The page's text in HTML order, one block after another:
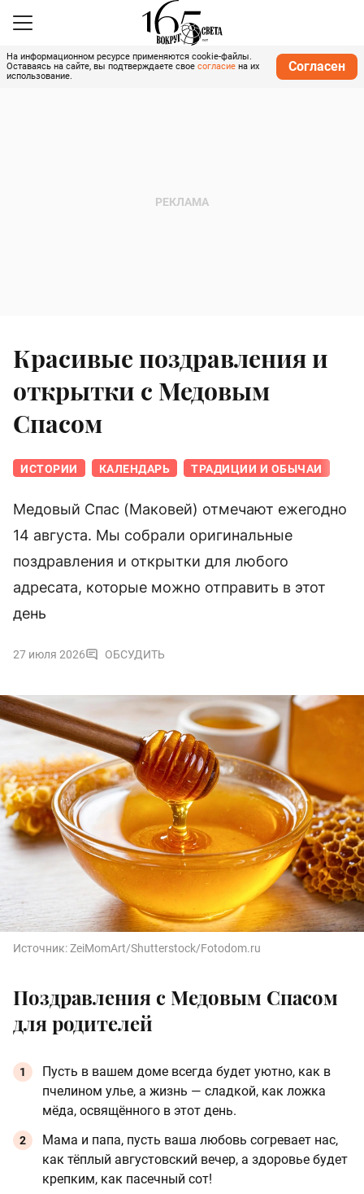
На информационном ресурсе применяются cookie-файлы.
Оставаясь на сайте, вы подтверждаете свое согласие на их
использование.
Согласен
Красивые поздравления и
открытки с Медовым
Спасом
ИСТОРИИ КАЛЕНДАРЬ ТРАДИЦИИ И ОБЫЧАИ
Медовый Спас (Маковей) отмечают ежегодно
14 августа. Мы собрали оригинальные
поздравления и открытки для любого
адресата, которые можно отправить в этот
день
27 июля 2026 ОБСУДИТЬ
Источник:ZeiMomArt/Shutterstock/Fotodom.ru
Поздравления с Медовым Спасом
для родителей
Пусть в вашем доме всегда будет уютно, как в
пчелином улье, а жизнь — сладкой, как ложка
мёда, освящённого в этот день.
Мама и папа, пусть ваша любовь согревает нас,
как тёплый августовский вечер, а здоровье будет
крепким, как пасечный сот!